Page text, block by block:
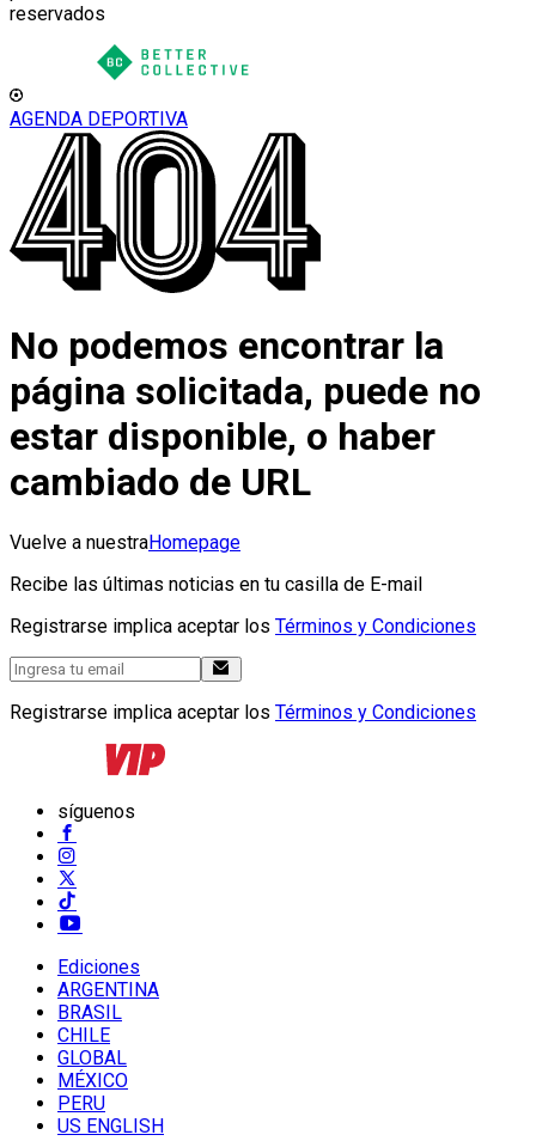
reservados
AGENDA DEPORTIVA
No podemos encontrar la
página solicitada, puede no
estar disponible, o haber
cambiado de URL
Vuelve a nuestraHomepage
Recibe las últimas noticias en tu casilla de E-mail
Registrarse implica aceptar los Términos y Condiciones
Registrarse implica aceptar los Términos y Condiciones
síguenos
Ediciones
ARGENTINA
BRASIL
CHILE
GLOBAL
MÉXICO
PERU
US ENGLISH